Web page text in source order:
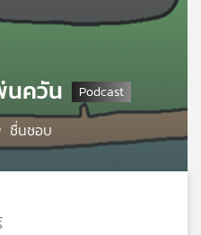
นควัน
ชื่นชอบ